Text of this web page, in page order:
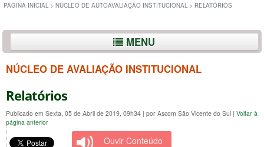
PÁGINA INICIAL > NÚCLEO DE AUTOAVALIAÇÃO INSTITUCIONAL > RELATÓRIOS
MENU
NÚCLEO DE AVALIAÇÃO INSTITUCIONAL
Relatórios
Publicado em Sexta, 05 de Abril de 2019, 09h34 | por Ascom São Vicente do Sul | Voltar à
página anterior
Ouvir Conteúdo